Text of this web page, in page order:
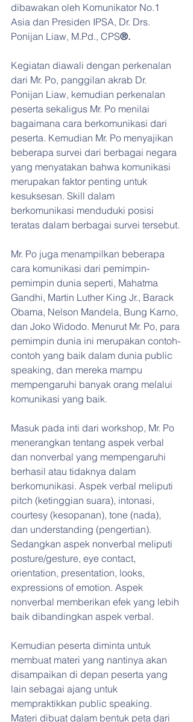
dibawakan oleh Komunikator No.1
Asia dan Presiden IPSA, Dr. Drs.
Ponijan Liaw, M.Pd., CPS®.
Kegiatan diawali dengan perkenalan
dari Mr. Po, panggilan akrab Dr.
Ponijan Liaw, kemudian perkenalan
peserta sekaligus Mr. Po menilai
bagaimana cara berkomunikasi dari
peserta. Kemudian Mr. Po menyajikan
beberapa survei dari berbagai negara
yang menyatakan bahwa komunikasi
merupakan faktor penting untuk
kesuksesan. Skill dalam
berkomunikasi menduduki posisi
teratas dalam berbagai survei tersebut.
Mr. Po juga menampilkan beberapa
cara komunikasi dari pemimpin-
pemimpin dunia seperti, Mahatma
Gandhi, Martin Luther King Jr., Barack
Obama, Nelson Mandela, Bung Karno,
dan Joko Widodo. Menurut Mr. Po, para
pemimpin dunia ini merupakan contoh-
contoh yang baik dalam dunia public
speaking, dan mereka mampu
mempengaruhi banyak orang melalui
komunikasi yang baik.
Masuk pada inti dari workshop, Mr. Po
menerangkan tentang aspek verbal
dan nonverbal yang mempengaruhi
berhasil atau tidaknya dalam
berkomunikasi. Aspek verbal meliputi
pitch (ketinggian suara), intonasi,
courtesy (kesopanan), tone (nada),
dan understanding (pengertian).
Sedangkan aspek nonverbal meliputi
posture/gesture, eye contact,
orientation, presentation, looks,
expressions of emotion. Aspek
nonverbal memberikan efek yang lebih
baik dibandingkan aspek verbal.
Kemudian peserta diminta untuk
membuat materi yang nantinya akan
disampaikan di depan peserta yang
lain sebagai ajang untuk
mempraktikkan public speaking.
Materi dibuat dalam bentuk peta dari